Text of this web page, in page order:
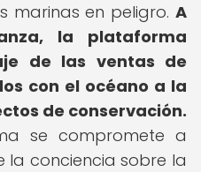
marinas en peligro. A
la plataforma
de las ventas de
con el océano a la
de conservación.
se compromete a
conciencia sobre la